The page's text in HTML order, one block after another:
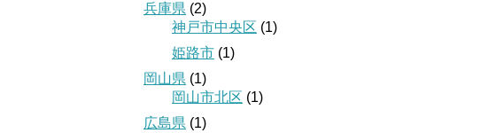
兵庫県 (2)
神戸市中央区 (1)
姫路市 (1)
岡山県 (1)
岡山市北区 (1)
広島県 (1)